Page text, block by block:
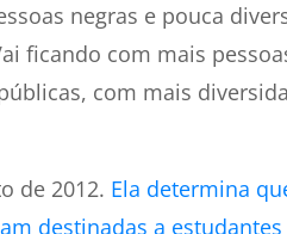
negras e pouca
ficando com mais
com mais
de 2012. Ela determina
destinadas a